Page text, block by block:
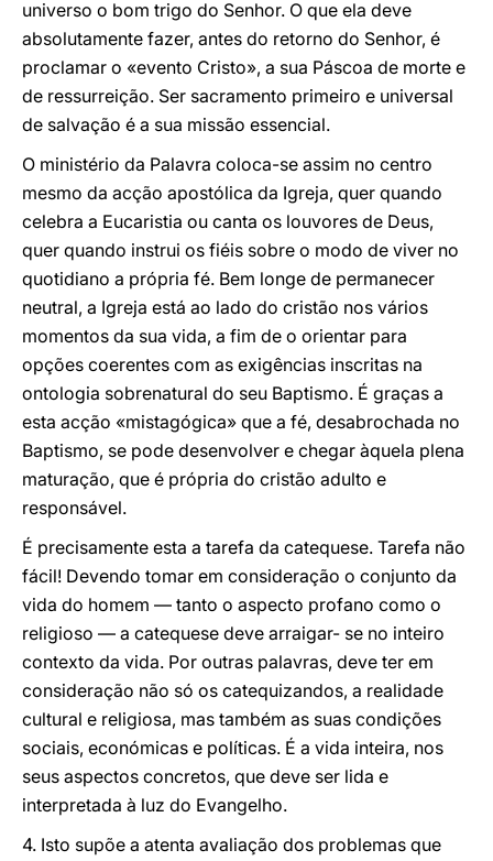
universo o bom trigo do Senhor. O que ela deve
absolutamente fazer, antes do retorno do Senhor, é
proclamar o «evento Cristo», a sua Páscoa de morte e
de ressurreição. Ser sacramento primeiro e universal
de salvação é a sua missão essencial.
O ministério da Palavra coloca-se assim no centro
mesmo da acção apostólica da Igreja, quer quando
celebra a Eucaristia ou canta os louvores de Deus,
quer quando instrui os fiéis sobre o modo de viver no
quotidiano a própria fé. Bem longe de permanecer
neutral, a Igreja está ao lado do cristão nos vários
momentos da sua vida, a fim de o orientar para
opções coerentes com as exigências inscritas na
ontologia sobrenatural do seu Baptismo. É graças a
esta acção «mistagógica» que a fé, desabrochada no
Baptismo, se pode desenvolver e chegar àquela plena
maturação, que é própria do cristão adulto e
responsável.
É precisamente esta a tarefa da catequese. Tarefa não
fácil! Devendo tomar em consideração o conjunto da
vida do homem — tanto o aspecto profano como o
religioso — a catequese deve arraigar- se no inteiro
contexto da vida. Por outras palavras, deve ter em
consideração não só os catequizandos, a realidade
cultural e religiosa, mas também as suas condições
sociais, económicas e políticas. É a vida inteira, nos
seus aspectos concretos, que deve ser lida e
interpretada à luz do Evangelho.
4. Isto supõe a atenta avaliação dos problemas que